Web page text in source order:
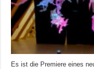
Es ist die Premiere eines